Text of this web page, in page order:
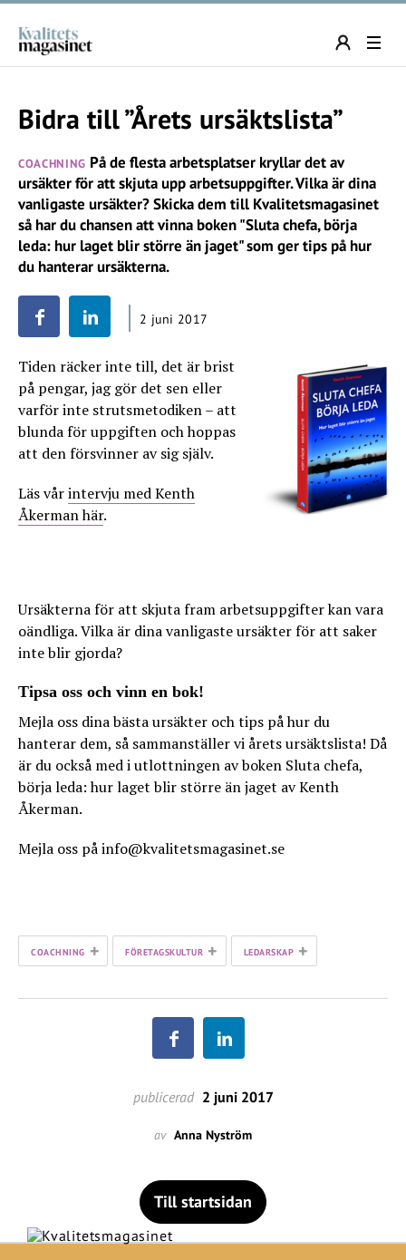
Bidra till ”Årets ursäktslista”
COACHNING På de flesta arbetsplatser kryllar det av
ursäkter för att skjuta upp arbetsuppgifter. Vilka är dina
vanligaste ursäkter? Skicka dem till Kvalitetsmagasinet
så har du chansen att vinna boken "Sluta chefa, börja
leda: hur laget blir större än jaget" som ger tips på hur
du hanterar ursäkterna.
2 juni 2017
Tiden räcker inte till, det är brist
på pengar, jag gör det sen eller
varför inte strutsmetodiken – att
blunda för uppgiften och hoppas
att den försvinner av sig själv.
Läs vårintervju med Kenth
Åkerman här.
Ursäkterna för att skjuta fram arbetsuppgifter kan vara
oändliga. Vilka är dina vanligaste ursäkter för att saker
inte blir gjorda?
Tipsa oss och vinn en bok!
Mejla oss dina bästa ursäkter och tips på hur du
hanterar dem, så sammanställer vi årets ursäktslista! Då
är du också med i utlottningen av boken Sluta chefa,
börja leda: hur laget blir större än jaget av Kenth
Åkerman.
Mejla oss på info@kvalitetsmagasinet.se
COACHNING + FÖRETAGSKULTUR + LEDARSKAP +
publicerad 2 juni 2017
av Anna Nyström
Till startsidan